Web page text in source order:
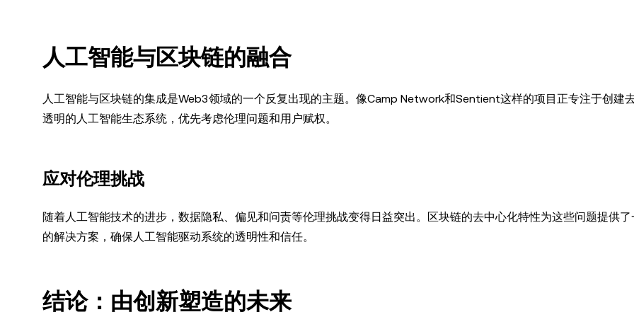
人工智能与区块链的融合
人工智能与区块链的集成是Web3领域的一个反复出现的主题。像Camp Network和Sentient这样的项目正专注于创建去
透明的人工智能生态系统，优先考虑伦理问题和用户赋权。
应对伦理挑战
随着人工智能技术的进步，数据隐私、偏见和问责等伦理挑战变得日益突出。区块链的去中心化特性为这些问题提供
的解决方案，确保人工智能驱动系统的透明性和信任。
结论：由创新塑造的未来